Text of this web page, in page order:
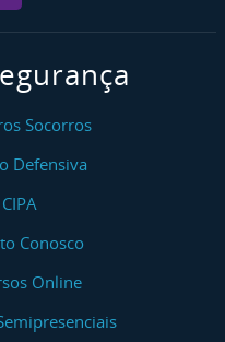
Socorros
Defensiva
Conosco
Online